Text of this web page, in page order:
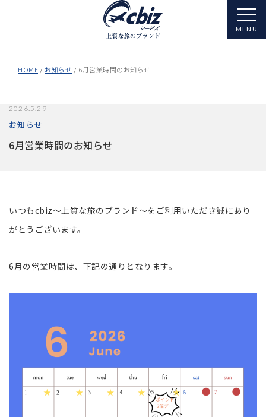
HOME お知らせ 6月営業時間のお知らせ
2026.5.29
お知らせ
6月営業時間のお知らせ
いつもcbiz～上質な旅のブランド～をご利用いただき誠にあり
がとうございます。
6月の営業時間は、下記の通りとなります。